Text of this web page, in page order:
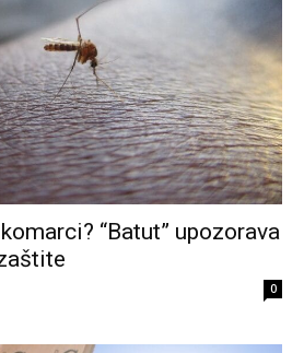
“Batut” upozorava
0